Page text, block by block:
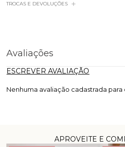
TROCAS E DEVOLUÇÕES
Avaliações
ESCREVER AVALIAÇÃO
Nenhuma avaliação cadastrada para
APROVEITE E